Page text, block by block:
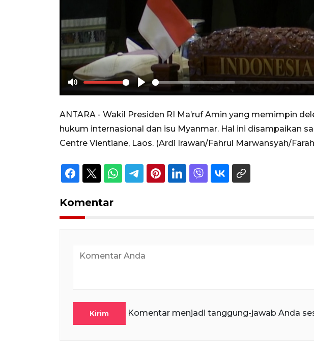
Mute Play
ANTARA - Wakil Presiden RI Ma’ruf Amin yang memimpin
hukum internasional dan isu Myanmar. Hal ini disampaikan
Centre Vientiane, Laos. (Ardi Irawan/Fahrul Marwansyah/
Komentar
Kirim Komentar menjadi tanggung-jawab Anda